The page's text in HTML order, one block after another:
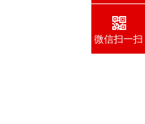
微信扫一扫